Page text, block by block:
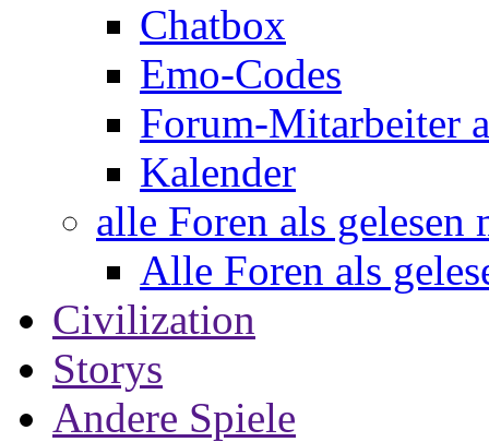
Chatbox
Emo-Codes
Forum-Mitarbeiter
Kalender
alle Foren als gelesen
Alle Foren als
Civilization
Storys
Andere Spiele